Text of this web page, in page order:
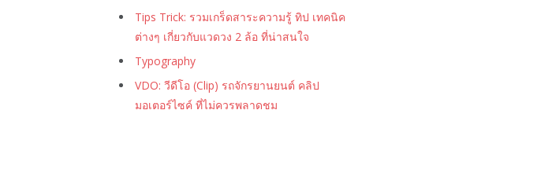
Tips Trick: รวมเกร็ดสาระความรู้ ทิป เทคนิค
ต่างๆ เกี่ยวกับแวดวง 2 ล้อ ที่น่าสนใจ
Typography
VDO: วีดีโอ (Clip) รถจักรยานยนต์ คลิป
มอเตอร์ไซค์ ที่ไม่ควรพลาดชม